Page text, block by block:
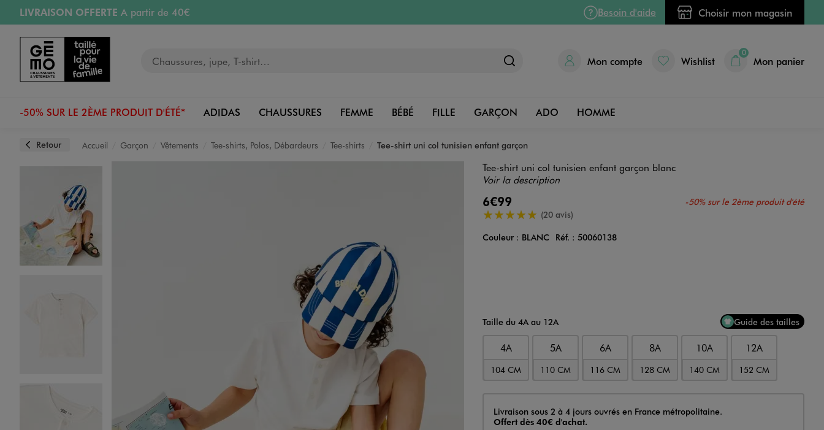
Aller au contenu principal
Aller à la navigation
LIVRAISON OFFERTE A partir de 40€
RETRAIT ET LIVRAISON OFFERTE
RÉSERVATION GRATUITE
4h en magasin
Retours OFFERTSpendant 30 jours
Besoin d'aide Choisir mon magasin
Mon compte Wishlist
0
Mon panier
-50% SUR LE 2ÈME PRODUIT D'ÉTÉ* ADIDAS CHAUSSURES FEMME BÉBÉ FILLE GARÇON ADO HOMME
Retour Accueil Garçon Vêtements Tee-shirts, Polos, Débardeurs Tee-shirts Tee-shirt uni col tunisien enfant garçon
Image 1 sur 5
Tee-shirt uni col tunisien enfant garçon blanc
Voir la description
6€99 -50% sur le 2ème produit d'été
5/5 de moyenne(20 avis)
Couleur
Couleur : BLANC Réf. : 50060138
Taille du 4A au 12A Guide des tailles
4A
104 CM
5A
110 CM
6A
116 CM
8A
128 CM
10A
140 CM
12A
152 CM
Livraison
Livraison sous 2 à 4 jours ouvrés en France métropolitaine.
Offert dès 40€ d'achat.